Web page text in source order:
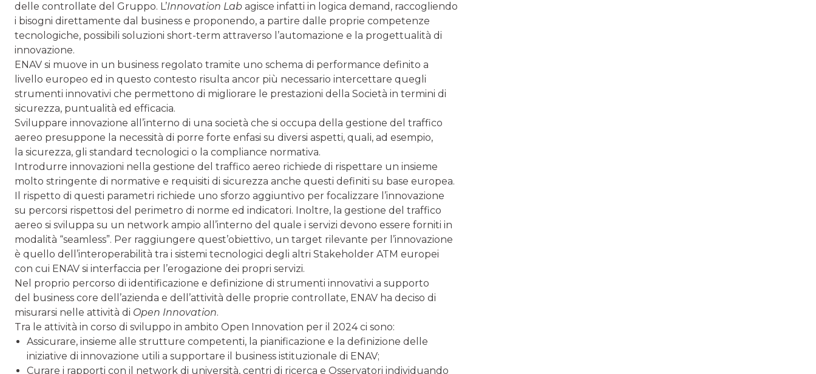
delle controllate del Gruppo. L’Innovation Lab agisce infatti in logica demand, raccogliendo
i bisogni direttamente dal business e proponendo, a partire dalle proprie competenze
tecnologiche, possibili soluzioni short-term attraverso l’automazione e la progettualità di
innovazione.
ENAV si muove in un business regolato tramite uno schema di performance definito a
livello europeo ed in questo contesto risulta ancor più necessario intercettare quegli
strumenti innovativi che permettono di migliorare le prestazioni della Società in termini di
sicurezza, puntualità ed efficacia.
Sviluppare innovazione all’interno di una società che si occupa della gestione del traffico
aereo presuppone la necessità di porre forte enfasi su diversi aspetti, quali, ad esempio,
la sicurezza, gli standard tecnologici o la compliance normativa.
Introdurre innovazioni nella gestione del traffico aereo richiede di rispettare un insieme
molto stringente di normative e requisiti di sicurezza anche questi definiti su base europea.
Il rispetto di questi parametri richiede uno sforzo aggiuntivo per focalizzare l’innovazione
su percorsi rispettosi del perimetro di norme ed indicatori. Inoltre, la gestione del traffico
aereo si sviluppa su un network ampio all’interno del quale i servizi devono essere forniti in
modalità “seamless”. Per raggiungere quest’obiettivo, un target rilevante per l’innovazione
è quello dell’interoperabilità tra i sistemi tecnologici degli altri Stakeholder ATM europei
con cui ENAV si interfaccia per l’erogazione dei propri servizi.
Nel proprio percorso di identificazione e definizione di strumenti innovativi a supporto
del business core dell’azienda e dell’attività delle proprie controllate, ENAV ha deciso di
misurarsi nelle attività di Open Innovation.
Tra le attività in corso di sviluppo in ambito Open Innovation per il 2024 ci sono:
Assicurare, insieme alle strutture competenti, la pianificazione e la definizione delle
iniziative di innovazione utili a supportare il business istituzionale di ENAV;
Curare i rapporti con il network di università, centri di ricerca e Osservatori individuando